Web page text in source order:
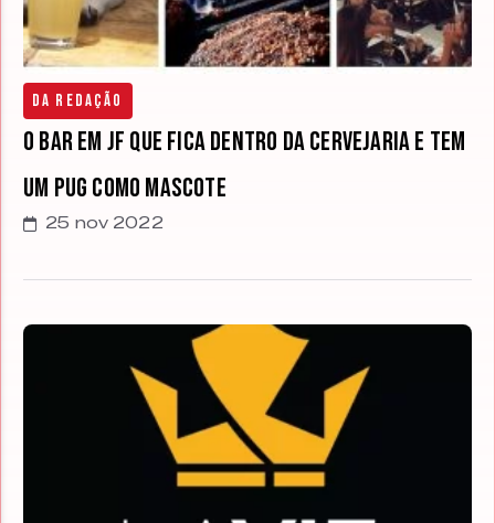
Da Redação
O bar em JF que fica dentro da cervejaria e tem
um Pug como mascote
25 nov 2022